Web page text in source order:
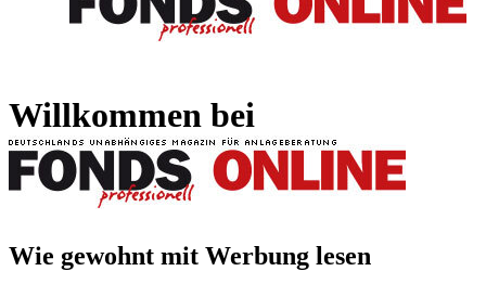
Willkommen bei
Wie gewohnt mit Werbung lesen